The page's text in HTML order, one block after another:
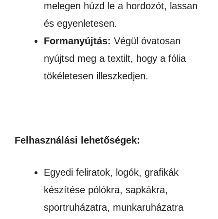
melegen húzd le a hordozót, lassan
és egyenletesen.
Formanyújtás: Végül óvatosan
nyújtsd meg a textilt, hogy a fólia
tökéletesen illeszkedjen.
Felhasználási lehetőségek:
Egyedi feliratok, logók, grafikák
készítése pólókra, sapkákra,
sportruházatra, munkaruházatra